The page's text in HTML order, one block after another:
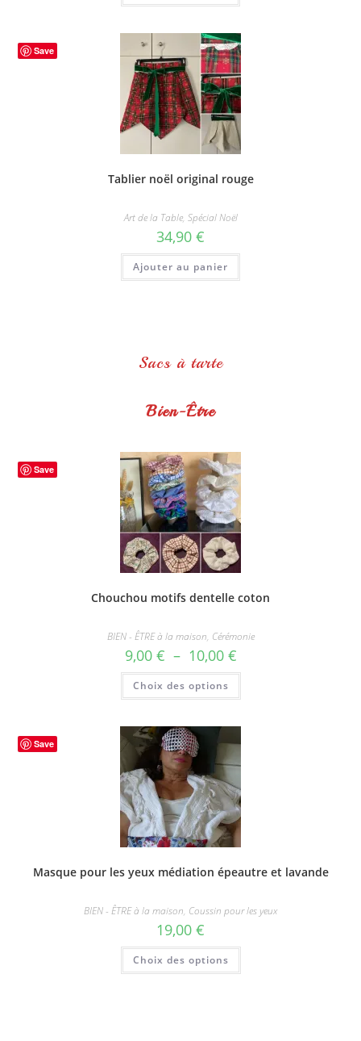
Save
Tablier noël original rouge
Art de la Table, Spécial Noël
34,90 €
Ajouter au panier
Sacs à tarte
Bien-Être
Save
Chouchou motifs dentelle coton
BIEN - ÊTRE à la maison, Cérémonie
9,00 € – 10,00 €Plage
de
prix :
à
Choix des options
Ce
a
options
peuvent
être
sur
la
page
du
produit
Save
Masque pour les yeux médiation épeautre et lavande
BIEN - ÊTRE à la maison, Coussin pour les yeux
19,00 €
Choix des options
Ce
a